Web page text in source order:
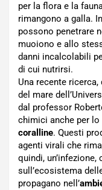
per la flora e la
rimangono a galla.
possono penetrare
muoiono e allo
danni incalcolabili
di cui nutrirsi.
Una recente
del mare
dal professor
chimici anche per lo
coralline. Questi
agenti virali che
quindi,
sull’ecosistema
propagano nell’